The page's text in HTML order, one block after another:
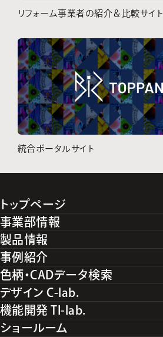
リフォーム事業者の紹介＆比較サイト
統合ポータルサイト
トップページ
事業部情報
製品情報
事例紹介
色柄・CADデータ検索
デザイン C-lab.
機能開発 TI-lab.
ショールーム